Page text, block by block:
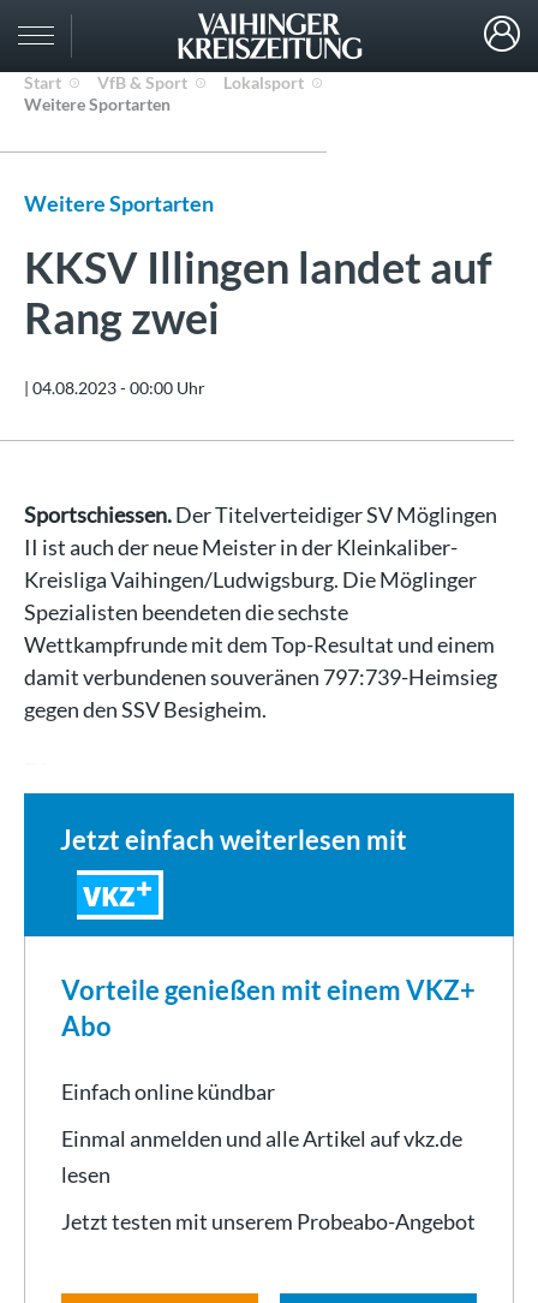
Start VfB & Sport
Lokalsport
Weitere Sportarten
Weitere Sportarten
KKSV Illingen landet auf
Rang zwei
| 04.08.2023 - 00:00 Uhr
Sportschiessen.Der Titelverteidiger SV Möglingen
II ist auch der neue Meister in der Kleinkaliber-
Kreisliga Vaihingen/Ludwigsburg. Die Möglinger
Spezialisten beendeten die sechste
Wettkampfrunde mit dem Top-Resultat und einem
damit verbundenen souveränen 797:739-Heimsieg
gegen den SSV Besigheim.
Jetzt einfach weiterlesen mit
VKZ
Vorteile genießen mit einem VKZ+
Abo
Einfach online kündbar
Einmal anmelden und alle Artikel auf vkz.de
lesen
Jetzt testen mit unserem Probeabo-Angebot